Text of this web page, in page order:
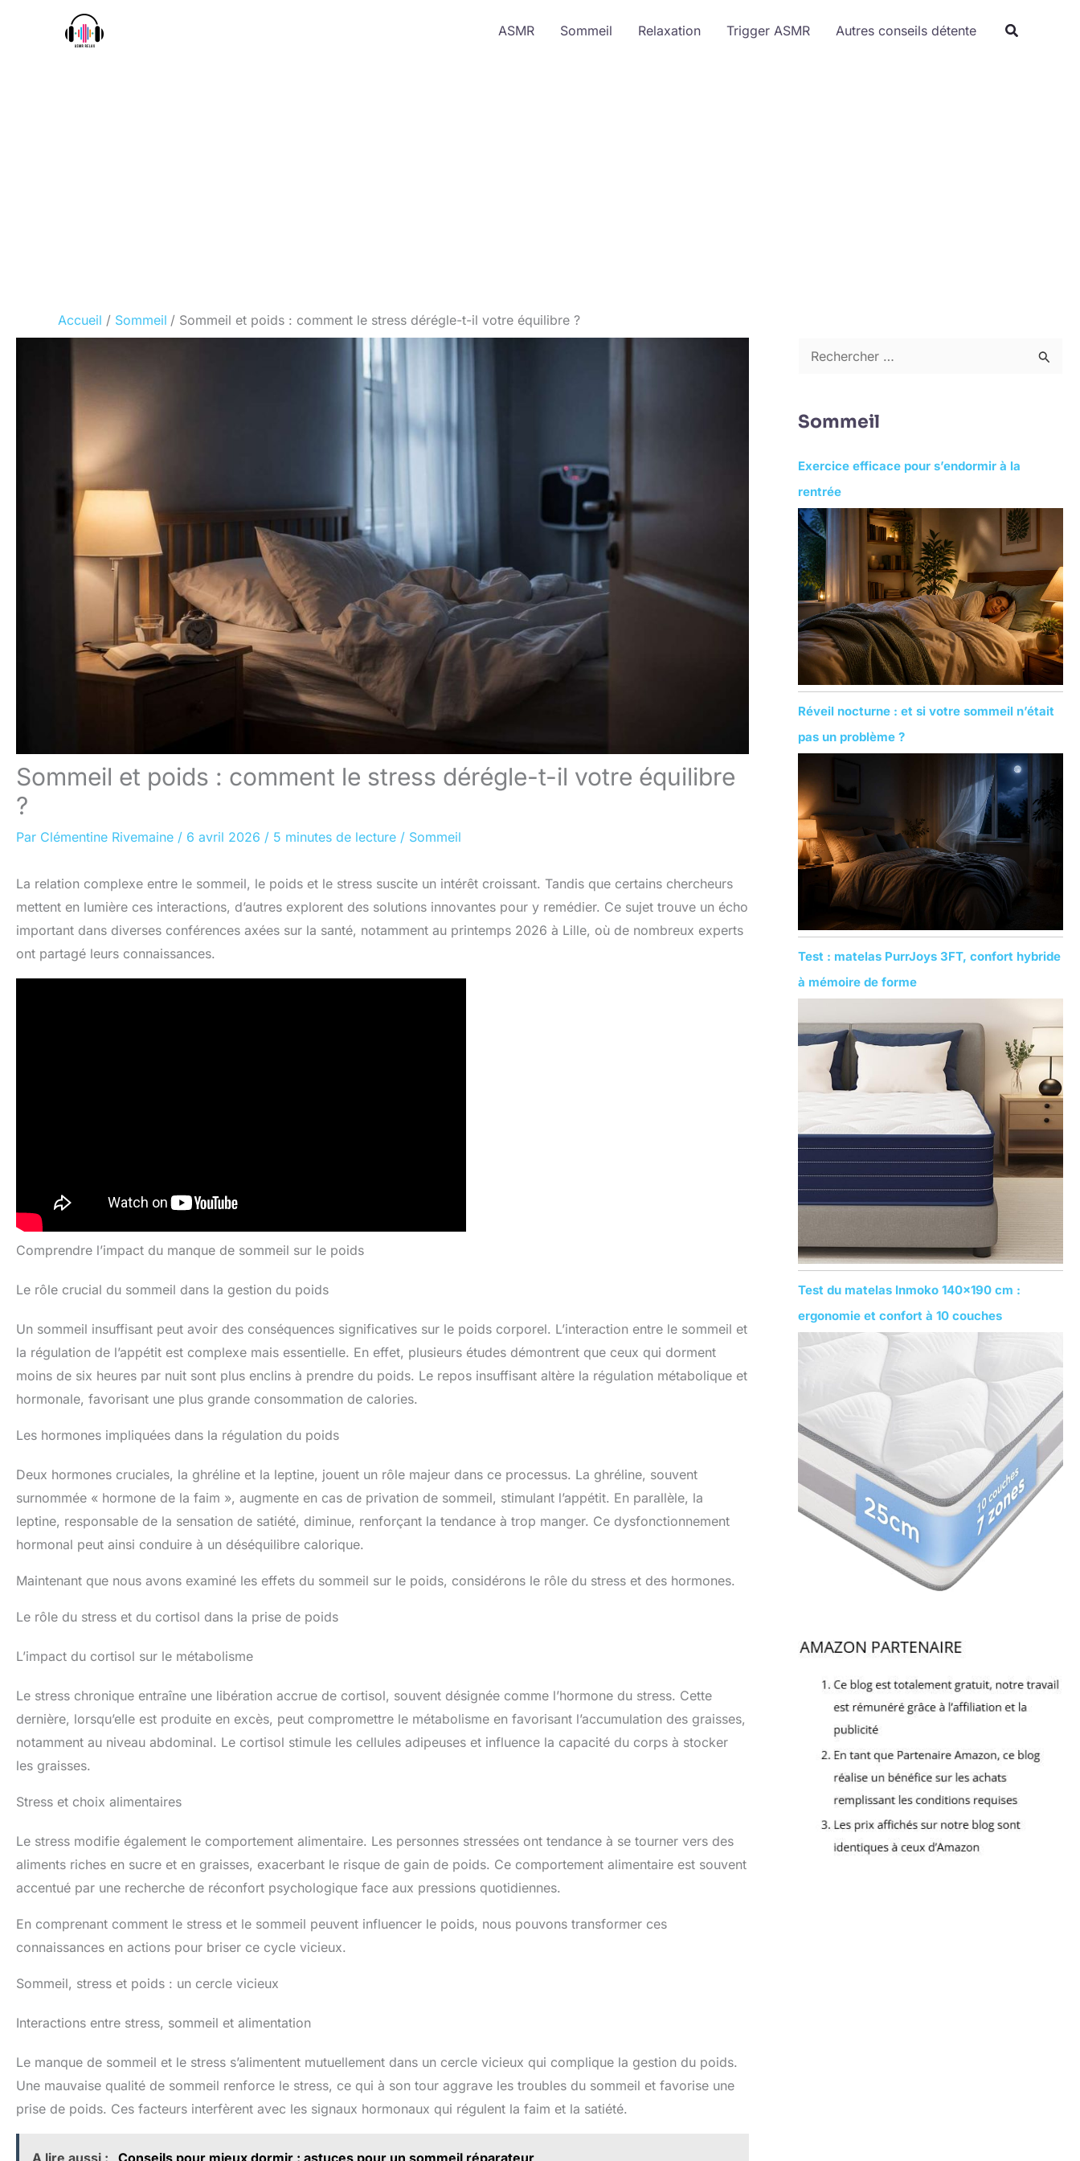
ASMR Sommeil Relaxation Trigger ASMR Autres conseils détente
Accueil Sommeil Sommeil et poids : comment le stress dérégle-t-il votre équilibre ?
Sommeil et poids : comment le stress dérégle-t-il votre équilibre
?
Par Clémentine Rivemaine / 6 avril 2026 / 5 minutes de lecture / Sommeil
La relation complexe entre le sommeil, le poids et le stress suscite un intérêt croissant. Tandis que certains chercheurs
mettent en lumière ces interactions, d’autres explorent des solutions innovantes pour y remédier. Ce sujet trouve un écho
important dans diverses conférences axées sur la santé, notamment au printemps 2026 à Lille, où de nombreux experts
ont partagé leurs connaissances.
Comprendre l’impact du manque de sommeil sur le poids
Le rôle crucial du sommeil dans la gestion du poids
Un sommeil insuffisant peut avoir des conséquences significatives sur le poids corporel. L’interaction entre le sommeil et
la régulation de l’appétit est complexe mais essentielle. En effet, plusieurs études démontrent que ceux qui dorment
moins de six heures par nuit sont plus enclins à prendre du poids. Le repos insuffisant altère la régulation métabolique et
hormonale, favorisant une plus grande consommation de calories.
Les hormones impliquées dans la régulation du poids
Deux hormones cruciales, la ghréline et la leptine, jouent un rôle majeur dans ce processus. La ghréline, souvent
surnommée « hormone de la faim », augmente en cas de privation de sommeil, stimulant l’appétit. En parallèle, la
leptine, responsable de la sensation de satiété, diminue, renforçant la tendance à trop manger. Ce dysfonctionnement
hormonal peut ainsi conduire à un déséquilibre calorique.
Maintenant que nous avons examiné les effets du sommeil sur le poids, considérons le rôle du stress et des hormones.
Le rôle du stress et du cortisol dans la prise de poids
L’impact du cortisol sur le métabolisme
Le stress chronique entraîne une libération accrue de cortisol, souvent désignée comme l’hormone du stress. Cette
dernière, lorsqu’elle est produite en excès, peut compromettre le métabolisme en favorisant l’accumulation des graisses,
notamment au niveau abdominal. Le cortisol stimule les cellules adipeuses et influence la capacité du corps à stocker
les graisses.
Stress et choix alimentaires
Le stress modifie également le comportement alimentaire. Les personnes stressées ont tendance à se tourner vers des
aliments riches en sucre et en graisses, exacerbant le risque de gain de poids. Ce comportement alimentaire est souvent
accentué par une recherche de réconfort psychologique face aux pressions quotidiennes.
En comprenant comment le stress et le sommeil peuvent influencer le poids, nous pouvons transformer ces
connaissances en actions pour briser ce cycle vicieux.
Sommeil, stress et poids : un cercle vicieux
Interactions entre stress, sommeil et alimentation
Le manque de sommeil et le stress s’alimentent mutuellement dans un cercle vicieux qui complique la gestion du poids.
Une mauvaise qualité de sommeil renforce le stress, ce qui à son tour aggrave les troubles du sommeil et favorise une
prise de poids. Ces facteurs interfèrent avec les signaux hormonaux qui régulent la faim et la satiété.
c
e
r
c
h
e
r
:
Sommeil
Exercice efficace pour s’endormir à la
rentrée
Réveil nocturne : et si votre sommeil n’était
pas un problème ?
Test : matelas PurrJoys 3FT, confort hybride
à mémoire de forme
Test du matelas Inmoko 140×190 cm :
ergonomie et confort à 10 couches